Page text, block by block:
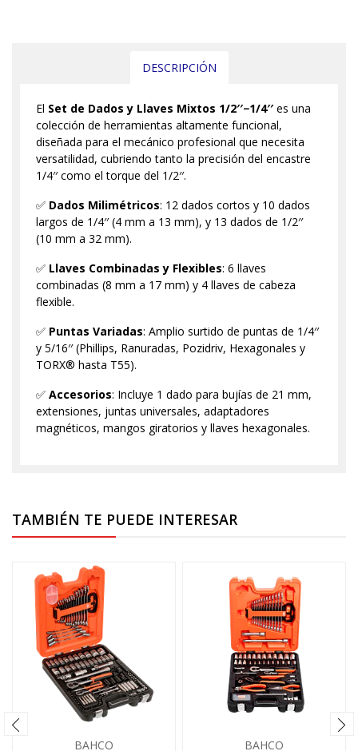
DESCRIPCIÓN
El Set de Dados y Llaves Mixtos 1/2′′−1/4′′es una
colección de herramientas altamente funcional,
diseñada para el mecánico profesional que necesita
versatilidad, cubriendo tanto la precisión del encastre
1/4′′ como el torque del 1/2′′.
✅ Dados Milimétricos: 12 dados cortos y 10 dados
largos de 1/4′′ (4 mm a 13 mm), y 13 dados de 1/2′′
(10 mm a 32 mm).
✅ Llaves Combinadas y Flexibles: 6 llaves
combinadas (8 mm a 17 mm) y 4 llaves de cabeza
flexible.
✅ Puntas Variadas: Amplio surtido de puntas de 1/4′′
y 5/16′′ (Phillips, Ranuradas, Pozidriv, Hexagonales y
TORX® hasta T55).
✅ Accesorios: Incluye 1 dado para bujías de 21 mm,
extensiones, juntas universales, adaptadores
magnéticos, mangos giratorios y llaves hexagonales.
TAMBIÉN TE PUEDE INTERESAR
BAHCO BAHCO